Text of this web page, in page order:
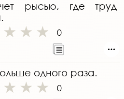
рысью, где труд
0
одного раза.
0